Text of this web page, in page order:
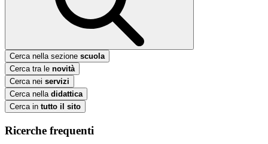
Cerca nella sezione scuola
Cerca tra le novità
Cerca nei servizi
Cerca nella didattica
Cerca in tutto il sito
Ricerche frequenti